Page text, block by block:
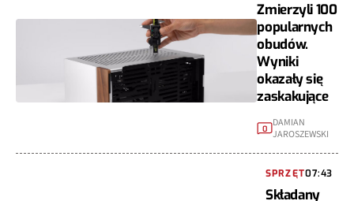
Zmierzyli 100
popularnych
obudów.
Wyniki
okazały się
zaskakujące
0
DAMIAN
JAROSZEWSKI
SPRZĘT07:43
Składany